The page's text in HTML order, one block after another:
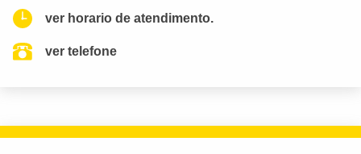
ver horario de atendimento.
ver telefone